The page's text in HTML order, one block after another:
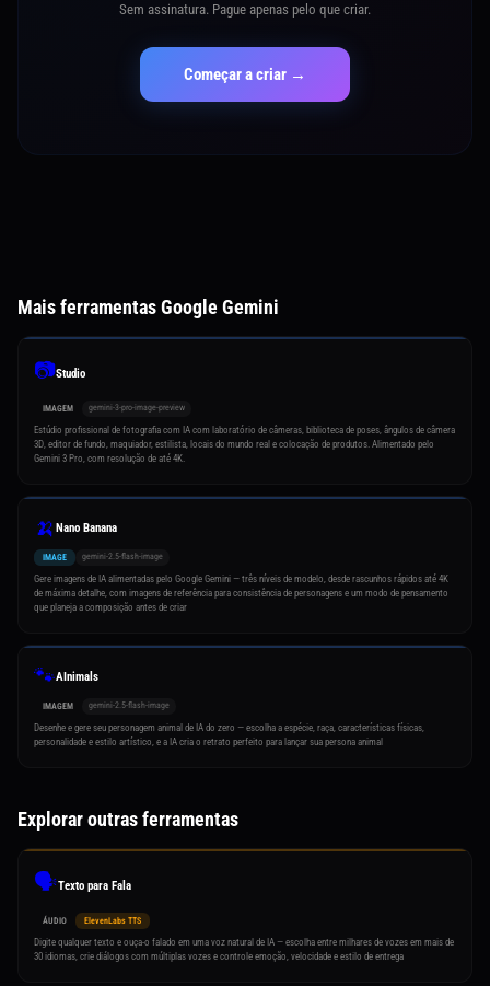
Sem assinatura. Pague apenas pelo que criar.
Começar a criar →
Mais ferramentas Google Gemini
📷Studio
IMAGEM gemini-3-pro-image-preview
Estúdio profissional de fotografia com IA com laboratório de câmeras, biblioteca de poses, ângulos de câmera
3D, editor de fundo, maquiador, estilista, locais do mundo real e colocação de produtos. Alimentado pelo
Gemini 3 Pro, com resolução de até 4K.
🍌 Nano Banana
IMAGE gemini-2.5-flash-image
Gere imagens de IA alimentadas pelo Google Gemini — três níveis de modelo, desde rascunhos rápidos até 4K
de máxima detalhe, com imagens de referência para consistência de personagens e um modo de pensamento
que planeja a composição antes de criar
🐾AInimals
IMAGEM gemini-2.5-flash-image
Desenhe e gere seu personagem animal de IA do zero — escolha a espécie, raça, características físicas,
personalidade e estilo artístico, e a IA cria o retrato perfeito para lançar sua persona animal
Explorar outras ferramentas
🗣️Texto para Fala
ÁUDIO ElevenLabs TTS
Digite qualquer texto e ouça-o falado em uma voz natural de IA — escolha entre milhares de vozes em mais de
30 idiomas, crie diálogos com múltiplas vozes e controle emoção, velocidade e estilo de entrega